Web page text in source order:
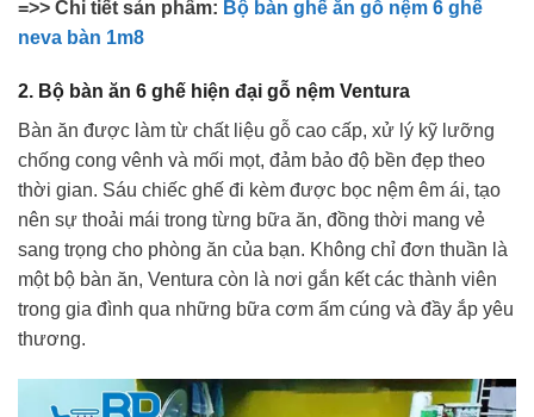
=>> Chi tiết sản phẩm: Bộ bàn ghế ăn gỗ nệm 6 ghế
neva bàn 1m8
2. Bộ bàn ăn 6 ghế hiện đại gỗ nệm Ventura
Bàn ăn được làm từ chất liệu gỗ cao cấp, xử lý kỹ lưỡng
chống cong vênh và mối mọt, đảm bảo độ bền đẹp theo
thời gian. Sáu chiếc ghế đi kèm được bọc nệm êm ái, tạo
nên sự thoải mái trong từng bữa ăn, đồng thời mang vẻ
sang trọng cho phòng ăn của bạn. Không chỉ đơn thuần là
một bộ bàn ăn, Ventura còn là nơi gắn kết các thành viên
trong gia đình qua những bữa cơm ấm cúng và đầy ắp yêu
thương.